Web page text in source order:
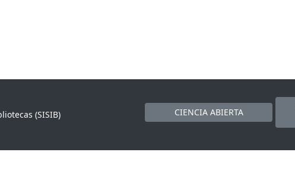
(SISIB)
CIENCIA ABIERTA